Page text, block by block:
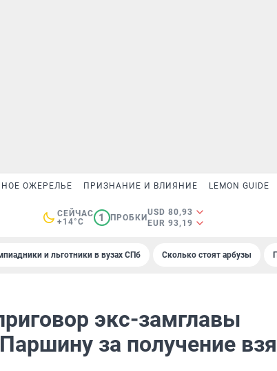
ОЖЕРЕЛЬЕ ПРИЗНАНИЕ И ВЛИЯНИЕ LEMON GUIDE
СЕЙЧАС
+14°C
1 ПРОБКИ
USD 80,93
EUR 93,19
и льготники в вузах СПб Сколько стоят арбузы
экс-замглавы
за получение